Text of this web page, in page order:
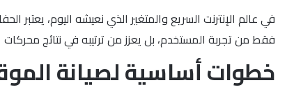
في عالم الإنترنت السريع والمتغير الذي نعيشه اليوم،
فقط من تجربة المستخدم، بل يعزز من ترتيبه في نتائج
خطوات أساسية لصيانة